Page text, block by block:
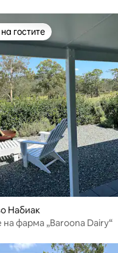
„Омилени на гостите“
гостите
Набиак
фарма „Baroona Dairy“